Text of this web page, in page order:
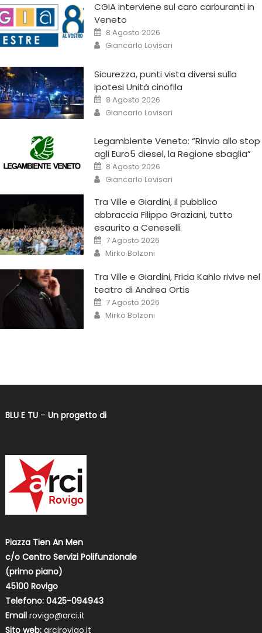
CGIA interviene sul caro carburanti in
Veneto
8 Agosto 2026
Giancarlo Lovisari
Sicurezza, punti vista diversi sulla
ipotesi Unità cinofila
8 Agosto 2026
Giancarlo Lovisari
Legambiente Veneto: “Rinvio allo stop
agli Euro5 diesel, la Regione sbaglia”
8 Agosto 2026
Giancarlo Lovisari
Tra Ville e Giardini, il pubblico
abbraccia Filippo Graziani, tutto
esaurito a Ceneselli
7 Agosto 2026
Mirko Bolzoni
Tra Ville e Giardini, Frida Kahlo rivive nel
teatro di Andrea Ortis
7 Agosto 2026
Mirko Bolzoni
BLU E TU– Un progetto di
Piazza Tien An Men
c/o Centro Servizi Polifunzionale
(primo piano)
45100 Rovigo
Telefono: 0425-094943
Email rovigo@arci.it
Sito web: arcirovigo.it